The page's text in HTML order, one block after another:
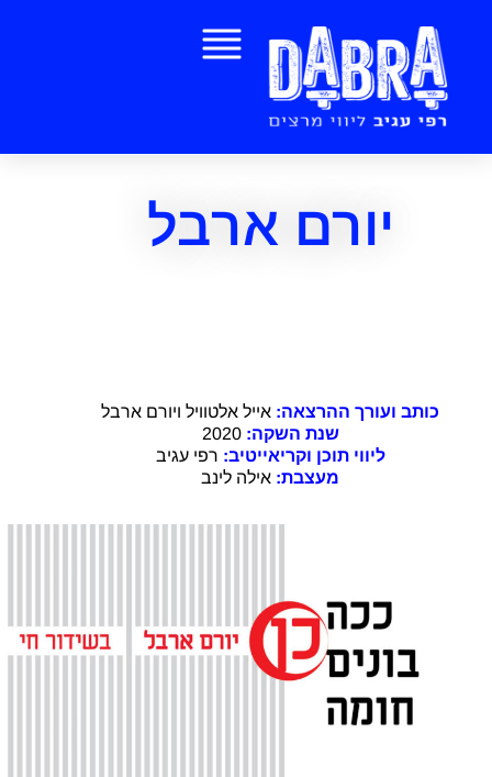
יורם ארבל
כותב ועורך ההרצאה: אייל אלטוויל ויורם ארבל
שנת השקה: 2020
ליווי תוכן וקריאייטיב: רפי עגיב
מעצבת: אילה לינב